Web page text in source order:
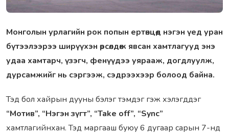
Монголын урлагийн рок попын ертөнцөд нэгэн үед уран
бүтээлээрээ ширүүхэн өрсөлдөж явсан хамтлагууд энэ
удаа хамтарч, үзэгч, фенүүдээ уярааж, догдлуулж,
дурсамжийг нь сэргээж, сэдрээхээр болоод байна.
Тэд бол хайрын дууны бэлэг тэмдэг гэж хэлэгддэг
“Мотив”, “Нэгэн зүгт”, “Take off”, “Sync”
хамтлагийнхан. Тэд маргааш буюу 6 дугаар сарын 7-нд